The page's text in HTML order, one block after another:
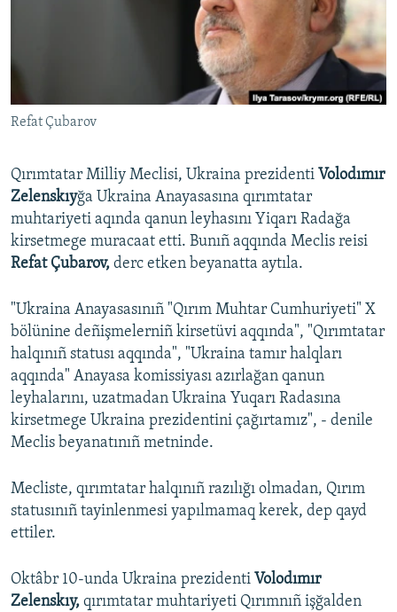
RFE/RS bütün saytları
Refat Çubarov
Qırımtatar Milliy Meclisi, Ukraina prezidenti Volodımır
Zelenskıyğa Ukraina Anayasasına qırımtatar
muhtariyeti aqında qanun leyhasını Yiqarı Radağa
kirsetmege muracaat etti. Bunıñ aqqında Meclis reisi
Refat Çubarov, derc etken beyanatta aytıla.
"Ukraina Anayasasınıñ "Qırım Muhtar Cumhuriyeti" X
bölünine deñişmelerniñ kirsetüvi aqqında", "Qırımtatar
halqınıñ statusı aqqında", "Ukraina tamır halqları
aqqında" Anayasa komissiyası azırlağan qanun
leyhalarını, uzatmadan Ukraina Yuqarı Radasına
kirsetmege Ukraina prezidentini çağırtamız", - denile
Meclis beyanatınıñ metninde.
Mecliste, qırımtatar halqınıñ razılığı olmadan, Qırım
statusınıñ tayinlenmesi yapılmamaq kerek, dep qayd
ettiler.
Oktâbr 10-unda Ukraina prezidenti Volodımır
Zelenskıy, qırımtatar muhtariyeti Qırımnıñ işğalden